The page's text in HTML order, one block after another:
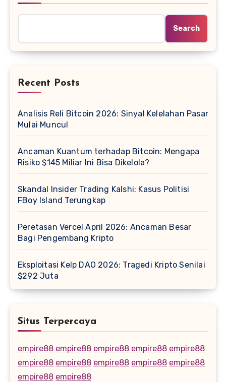
Search
Recent Posts
Analisis Reli Bitcoin 2026: Sinyal Kelelahan Pasar
Mulai Muncul
Ancaman Kuantum terhadap Bitcoin: Mengapa
Risiko $145 Miliar Ini Bisa Dikelola?
Skandal Insider Trading Kalshi: Kasus Politisi
FBoy Island Terungkap
Peretasan Vercel April 2026: Ancaman Besar
Bagi Pengembang Kripto
Eksploitasi Kelp DAO 2026: Tragedi Kripto Senilai
$292 Juta
Situs Terpercaya
empire88 empire88 empire88 empire88 empire88
empire88 empire88 empire88 empire88 empire88
empire88 empire88